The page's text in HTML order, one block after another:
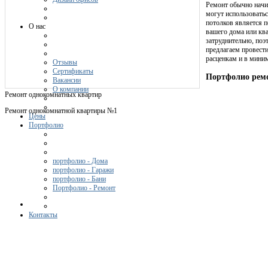
О нас
Отзывы
Сертификаты
Вакансии
О компании
Цены
Портфолио
портфолио - Дома
портфолио - Гаражи
портфолио - Бани
Портфолио - Ремонт
Контакты
Ремонт обычно
могут
потолков является
вашего дома или
затруднительно,
предлагаем
расценкам и в
Портфолио
Ремонт однокомнатных квартир
Ремонт однокомнатной квартиры №1